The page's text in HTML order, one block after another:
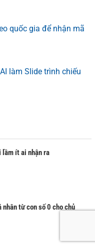
quốc gia để nhận mã
làm Slide trình chiếu
lầm ít ai nhận ra
từ con số 0 cho chủ